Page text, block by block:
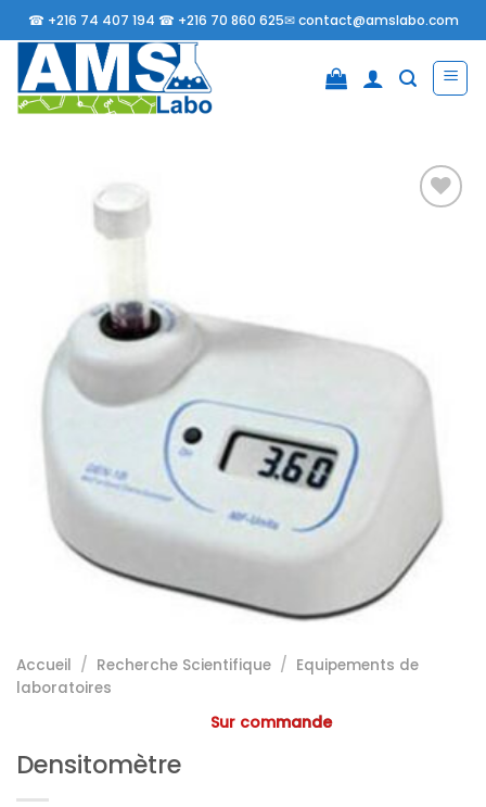
Passer
au
contenu
☎ +216 74 407 194 ☎ +216 70 860 625✉contact@amslabo.com
Accueil / Recherche Scientifique / Equipements de
laboratoires
Sur commande
Densitomètre